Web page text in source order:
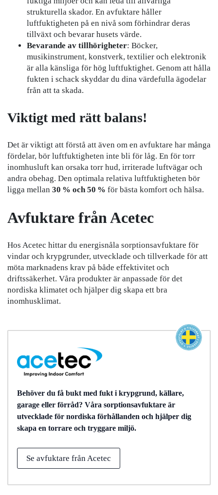
strukturella skador. En avfuktare håller
luftfuktigheten på en nivå som förhindrar deras
tillväxt och bevarar husets värde.
Bevarande av tillhörigheter: Böcker,
musikinstrument, konstverk, textilier och elektronik
är alla känsliga för hög luftfuktighet. Genom att hålla
fukten i schack skyddar du dina värdefulla ägodelar
från att ta skada.
Viktigt med rätt balans!
Det är viktigt att förstå att även om en avfuktare har många
fördelar, bör luftfuktigheten inte bli för låg. En för torr
inomhusluft kan orsaka torr hud, irriterade luftvägar och
andra obehag. Den optimala relativa luftfuktigheten bör
ligga mellan 30 % och 50 % för bästa komfort och hälsa.
Avfuktare från Acetec
Hos Acetec hittar du energisnåla sorptionsavfuktare för
vindar och krypgrunder, utvecklade och tillverkade för att
möta marknadens krav på både effektivitet och
driftssäkerhet. Våra produkter är anpassade för det
nordiska klimatet och hjälper dig skapa ett bra
inomhusklimat.
Behöver du få bukt med fukt i krypgrund, källare,
garage eller förråd? Våra sorptionsavfuktare är
utvecklade för nordiska förhållanden och hjälper dig
skapa en torrare och tryggare miljö.
Se avfuktare från Acetec